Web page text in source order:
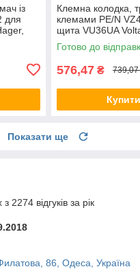
із
для
(Smart
Клемна колодка,
клемами PE/N
щита VU36UA
для щита Хагер,
Rozetka)
Готово до
576,47 ₴ 739,07
Купити
Показати ще
2274 відгуків за рік
86, Одеса, Україна